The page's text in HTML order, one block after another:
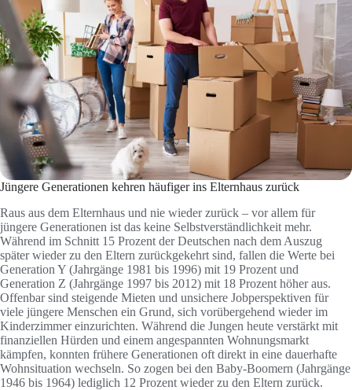
Jüngere Generationen kehren häufiger ins Elternhaus zurück
Raus aus dem Elternhaus und nie wieder zurück – vor allem für
jüngere Generationen ist das keine Selbstverständlichkeit mehr.
Während im Schnitt 15 Prozent der Deutschen nach dem Auszug
später wieder zu den Eltern zurückgekehrt sind, fallen die Werte bei
Generation Y (Jahrgänge 1981 bis 1996) mit 19 Prozent und
Generation Z (Jahrgänge 1997 bis 2012) mit 18 Prozent höher aus.
Offenbar sind steigende Mieten und unsichere Jobperspektiven für
viele jüngere Menschen ein Grund, sich vorübergehend wieder im
Kinderzimmer einzurichten. Während die Jungen heute verstärkt mit
finanziellen Hürden und einem angespannten Wohnungsmarkt
kämpfen, konnten frühere Generationen oft direkt in eine dauerhafte
Wohnsituation wechseln. So zogen bei den Baby-Boomern (Jahrgänge
1946 bis 1964) lediglich 12 Prozent wieder zu den Eltern zurück.